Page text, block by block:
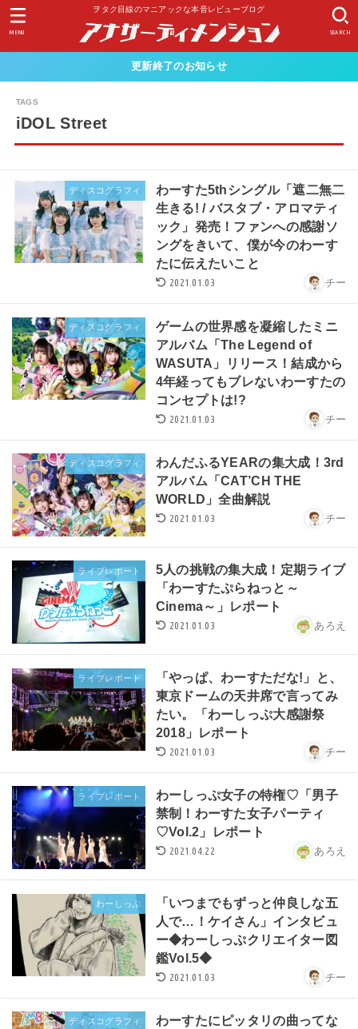
ヲタク目線のマニアックな本音レビューブログ
SEARCH
MENU
更新終了のお知らせ
iDOL Street
ディスコグラフィ
わーすた5thシングル「遮二無二
生きる! / バスタブ・アロマティ
ック」発売！ファンへの感謝ソ
ングをきいて、僕が今のわーす
たに伝えたいこと
2021.01.03 チー
ディスコグラフィ
ゲームの世界感を凝縮したミニ
アルバム「The Legend of
WASUTA」リリース！結成から
4年経ってもブレないわーすたの
コンセプトは!?
2021.01.03 チー
ディスコグラフィ
わんだふるYEARの集大成！3rd
アルバム「CAT’CH THE
WORLD」全曲解説
2021.01.03 チー
ライブレポート
5人の挑戦の集大成！定期ライブ
「わーすたぷらねっと～
Cinema～」レポート
2021.01.03 あろえ
ライブレポート
「やっぱ、わーすただな!」と、
東京ドームの天井席で言ってみ
たい。「わーしっぷ大感謝祭
2018」レポート
2021.01.03 チー
ライブレポート
わーしっぷ女子の特権♡「男子
禁制！わーすた女子パーティ
♡Vol.2」レポート
2021.04.22 あろえ
わーしっぷ
「いつまでもずっと仲良しな五
人で…！ケイさん」インタビュ
ー◆わーしっぷクリエイター図
鑑Vol.5◆
2021.01.03 チー
ディスコグラフィ
わーすたにピッタリの曲ってな